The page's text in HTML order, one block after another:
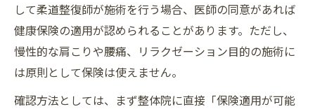
して柔道整復師が施術を行う場合、医師の同意があれば
健康保険の適用が認められることがあります。ただし、
慢性的な肩こりや腰痛、リラクゼーション目的の施術に
は原則として保険は使えません。
確認方法としては、まず整体院に直接「保険適用が可能